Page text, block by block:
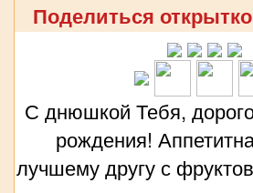
Поделиться
С днюшкой Тебя,
рождения!
лучшему другу с